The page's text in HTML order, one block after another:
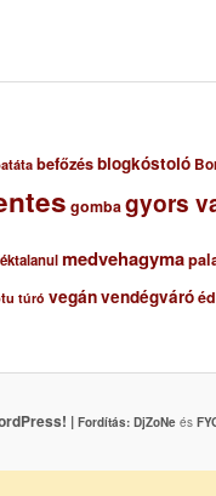
befőzésblogkóstoló
gombagyors
medvehagyma
túró vegánvendégváró
| Fordítás: DjZoNeés